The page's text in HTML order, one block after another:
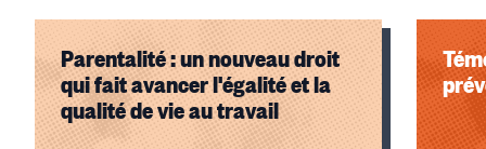
Parentalité : un nouveau droit
qui fait avancer l'égalité et la
qualité de vie au travail